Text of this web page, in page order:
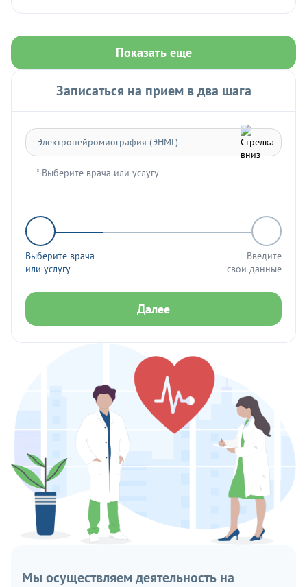
Показать еще
Записаться на прием в два шага
* Выберите врача или услугу
Выберите врача
или услугу
Введите
свои данные
Далее
Мы осуществляем деятельность на